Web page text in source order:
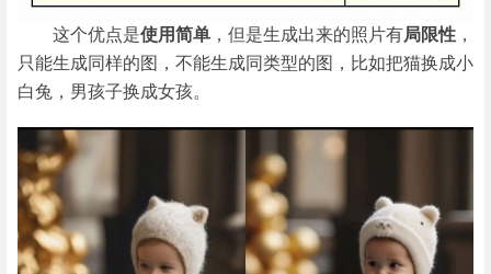
这个优点是使用简单 ，但是生成出来的照片有局限性 ，
只能生成同样的图，不能生成同类型的图，比如把猫换成小
白兔，男孩子换成女孩。